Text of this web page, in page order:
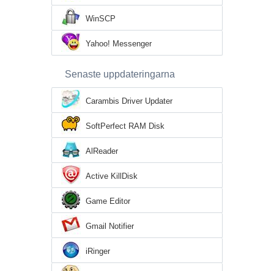
WinSCP
Yahoo! Messenger
Senaste uppdateringarna
Carambis Driver Updater
SoftPerfect RAM Disk
AlReader
Active KillDisk
Game Editor
Gmail Notifier
iRinger